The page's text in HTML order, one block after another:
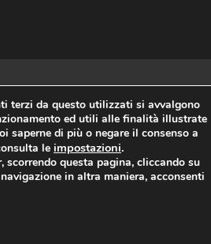
n°2/18: Volley Accademia S.S.D.aR.L. –
–Privacy Policy–Cookie Policy
terzi da questo utilizzati si avvalgono
ed utili alle finalità illustrate
saperne di più o negare il consenso a
le impostazioni.
scorrendo questa pagina, cliccando su
in altra maniera, acconsenti